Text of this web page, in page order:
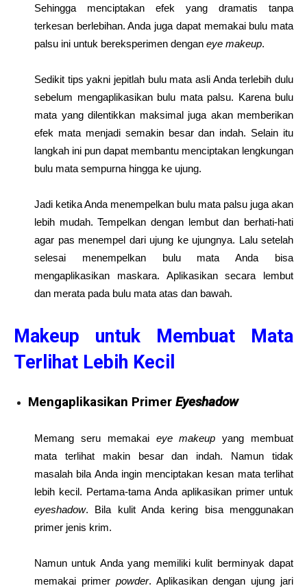
Sehingga menciptakan efek yang dramatis tanpa
terkesan berlebihan. Anda juga dapat memakai bulu mata
palsu ini untuk bereksperimen dengan eye makeup.
Sedikit tips yakni jepitlah bulu mata asli Anda terlebih dulu
sebelum mengaplikasikan bulu mata palsu. Karena bulu
mata yang dilentikkan maksimal juga akan memberikan
efek mata menjadi semakin besar dan indah. Selain itu
langkah ini pun dapat membantu menciptakan lengkungan
bulu mata sempurna hingga ke ujung.
Jadi ketika Anda menempelkan bulu mata palsu juga akan
lebih mudah. Tempelkan dengan lembut dan berhati-hati
agar pas menempel dari ujung ke ujungnya. Lalu setelah
selesai menempelkan bulu mata Anda bisa
mengaplikasikan maskara. Aplikasikan secara lembut
dan merata pada bulu mata atas dan bawah.
Makeup untuk Membuat Mata
Terlihat Lebih Kecil
Mengaplikasikan Primer Eyeshadow
Memang seru memakai eye makeupyang membuat
mata terlihat makin besar dan indah. Namun tidak
masalah bila Anda ingin menciptakan kesan mata terlihat
lebih kecil. Pertama-tama Anda aplikasikan primer untuk
eyeshadow. Bila kulit Anda kering bisa menggunakan
primer jenis krim.
Namun untuk Anda yang memiliki kulit berminyak dapat
memakai primer powder. Aplikasikan dengan ujung jari